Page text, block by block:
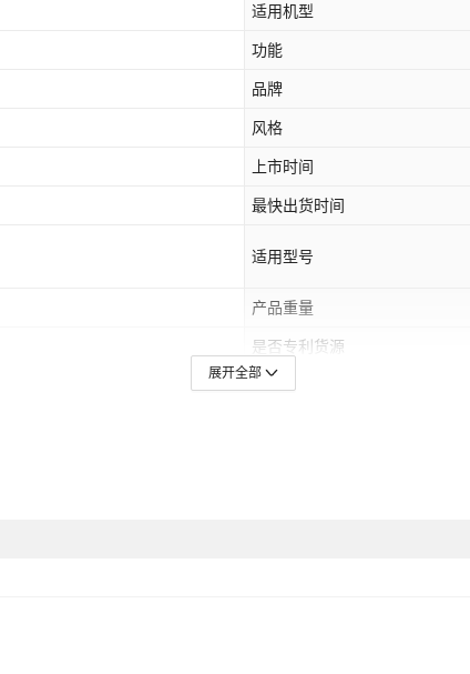
适用机型
功能
品牌
风格
上市时间
最快出货时间
适用型号
产品重量
是否专利货源
展开全部